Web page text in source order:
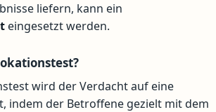
liefern, kann ein
eingesetzt werden.
wird der Verdacht auf eine
indem der Betroffene gezielt mit dem